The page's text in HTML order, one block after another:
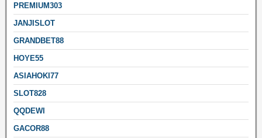
PREMIUM303
JANJISLOT
GRANDBET88
HOYE55
ASIAHOKI77
SLOT828
QQDEWI
GACOR88